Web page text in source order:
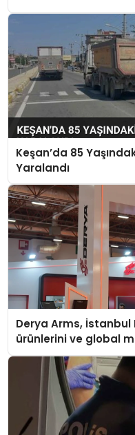
Keşan’da 85
Yaralandı
Derya Arms, İstanbul
ürünlerini ve global